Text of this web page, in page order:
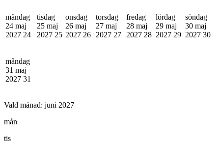
måndag
24 maj
2027 24
tisdag
25 maj
2027 25
onsdag
26 maj
2027 26
torsdag
27 maj
2027 27
fredag
28 maj
2027 28
lördag
29 maj
2027 29
söndag
30 maj
2027 30
måndag
31 maj
2027 31
Vald månad: juni 2027
mån
tis